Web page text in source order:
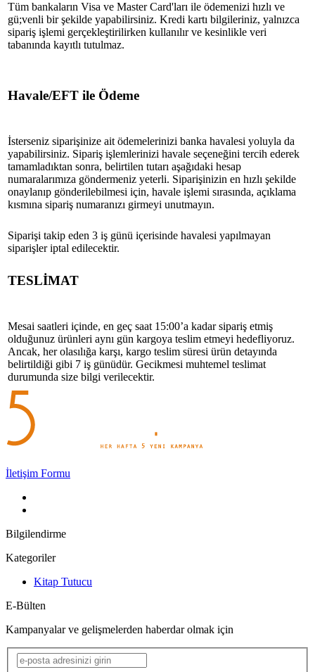
Tüm bankaların Visa ve Master Card'ları ile ödemenizi hızlı ve
gü;venli bir şekilde yapabilirsiniz. Kredi kartı bilgileriniz, yalnızca
sipariş işlemi gerçekleştirilirken kullanılır ve kesinlikle veri
tabanında kayıtlı tutulmaz.
Havale/EFT ile Ödeme
İsterseniz siparişinize ait ödemelerinizi banka havalesi yoluyla da
yapabilirsiniz. Sipariş işlemlerinizi havale seçeneğini tercih ederek
tamamladıktan sonra, belirtilen tutarı aşağıdaki hesap
numaralarımıza göndermeniz yeterli. Siparişinizin en hızlı şekilde
onaylanıp gönderilebilmesi için, havale işlemi sırasında, açıklama
kısmına sipariş numaranızı girmeyi unutmayın.
Siparişi takip eden 3 iş günü içerisinde havalesi yapılmayan
siparişler iptal edilecektir.
TESLİMAT
Mesai saatleri içinde, en geç saat 15:00’a kadar sipariş etmiş
olduğunuz ürünleri aynı gün kargoya teslim etmeyi hedefliyoruz.
Ancak, her olasılığa karşı, kargo teslim süresi ürün detayında
belirtildiği gibi 7 iş günüdür. Gecikmesi muhtemel teslimat
durumunda size bilgi verilecektir.
İletişim Formu
Bilgilendirme
Kategoriler
Kitap Tutucu
E-Bülten
Kampanyalar ve gelişmelerden haberdar olmak için